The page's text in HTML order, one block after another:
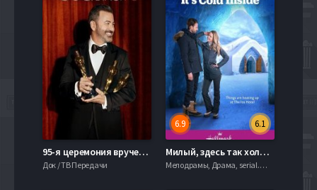
95-я церемония вручения премии «Оскар» (2023)
Док / ТВ Передачи
6.1
6.9
Милый, здесь так холодно (2021)
Мелодрамы, Драма, serial.mob